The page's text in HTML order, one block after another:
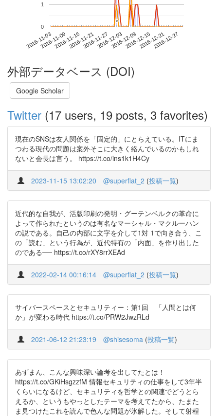
2016-11-032016-11-092016-11-152016-11-212016-11-272016-12-032016-12-092016-12-152016-12-212016-12-27
0
1
*
*
外部データベース (DOI)
Google Scholar
Twitter (17 users, 19 posts, 3 favorites)
現在のSNSは友人関係を「固定的」にとらえている。ITにま
つわる現代の問題は案外そこに大きく絡んでいるのかもしれ
ないと会長は言う。 https://t.co/lns1k1H4Cy
2023-11-15 13:02:20 @superflat_2 (投稿一覧)
近代的な自我が、活版印刷の発明・グーテンベルクの革命に
よって作られたというのは有名なマーシャル・マクルーハン
の説である。自己の内部に文字を介して1対 1で向き合う、こ
の「読む」という行為が、近代特有の「内面」を作り出した
のである── https://t.co/rXY8rrXEAd
2022-02-14 00:16:14 @superflat_2 (投稿一覧)
サイバースペースとセキュリティー：第1回 「人間とは何
か」が変わる時代 https://t.co/PRW2JwzRLd
2021-06-12 21:23:19 @shisesoma (投稿一覧)
あずまん、こんな興味深い論考を出してたとは！
https://t.co/GKiHsgzzfM 情報セキュリティの仕事をして3年半
くらいになるけど、セキュリティを哲学との関連でどうとら
えるか、というもやっとしたテーマを考えてたから、たまた
ま見つけたこれを読んで色んな問題が氷解した。そして射程